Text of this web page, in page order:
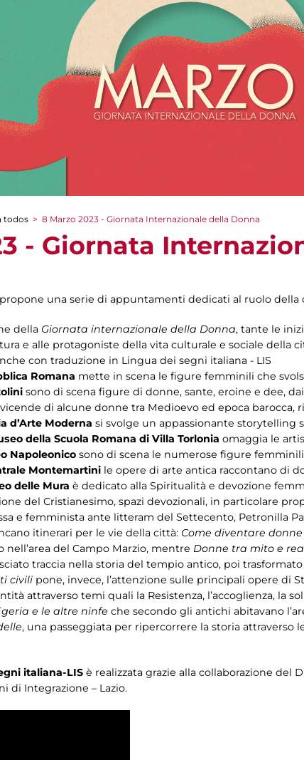
todos > 8 Marzo 2023 - Giornata Internazionale della Donna
- Giornata
una serie di appuntamenti dedicati al ruolo della
della Giornata internazionale della Donna, tante le
e alle protagoniste della vita culturale e sociale della
con traduzione in Lingua dei segni italiana - LIS
Romana mette in scena le figure femminili che
sono di scena figure di donne, sante, eroine e dee,
di alcune donne tra Medioevo ed epoca barocca,
d’Arte Moderna si svolge un appassionante
della Scuola Romana di Villa Torlonia omaggia le
Napoleonico sono di scena le numerose figure
Montemartini le opere di arte antica raccontano di
delle Mura è dedicato alla Spiritualità e devozione
del Cristianesimo, spazi devozionali, in particolare
e femminista ante litteram del Settecento, Petronilla
itinerari per le vie della città: Come diventare
nell’area del Campo Marzio, mentre Donne tra mito e
traccia nella storia del tempio antico, poi
civili pone, invece, l’attenzione sulle principali opere di
attraverso temi quali la Resistenza, l’accoglienza, la
e le altre ninfe che secondo gli antichi abitavano
, una passeggiata per ripercorrere la storia attraverso
italiana-LIS è realizzata grazie alla collaborazione del
di Integrazione – Lazio.